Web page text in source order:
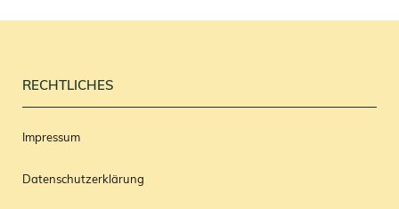
RECHTLICHES
Impressum
Datenschutzerklärung